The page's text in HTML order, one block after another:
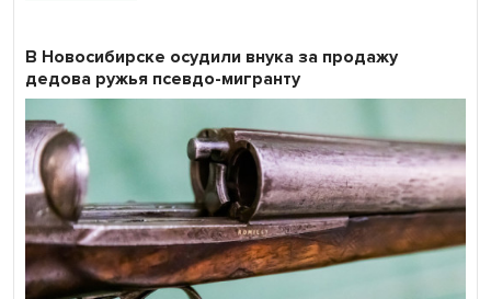
В Новосибирске осудили внука за продажу
дедова ружья псевдо-мигранту